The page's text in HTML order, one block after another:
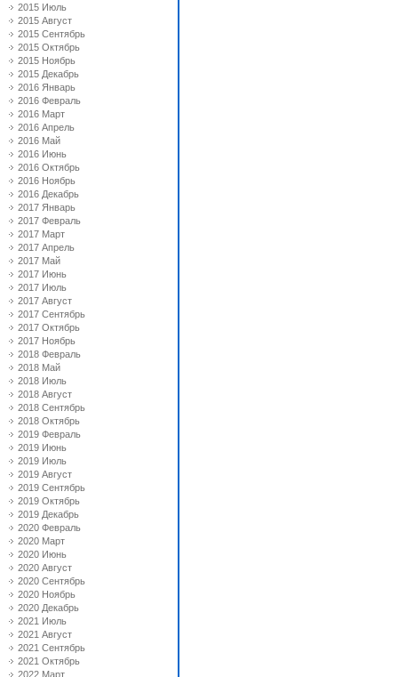
2015 Июль
2015 Август
2015 Сентябрь
2015 Октябрь
2015 Ноябрь
2015 Декабрь
2016 Январь
2016 Февраль
2016 Март
2016 Апрель
2016 Май
2016 Июнь
2016 Октябрь
2016 Ноябрь
2016 Декабрь
2017 Январь
2017 Февраль
2017 Март
2017 Апрель
2017 Май
2017 Июнь
2017 Июль
2017 Август
2017 Сентябрь
2017 Октябрь
2017 Ноябрь
2018 Февраль
2018 Май
2018 Июль
2018 Август
2018 Сентябрь
2018 Октябрь
2019 Февраль
2019 Июнь
2019 Июль
2019 Август
2019 Сентябрь
2019 Октябрь
2019 Декабрь
2020 Февраль
2020 Март
2020 Июнь
2020 Август
2020 Сентябрь
2020 Ноябрь
2020 Декабрь
2021 Июль
2021 Август
2021 Сентябрь
2021 Октябрь
2022 Март